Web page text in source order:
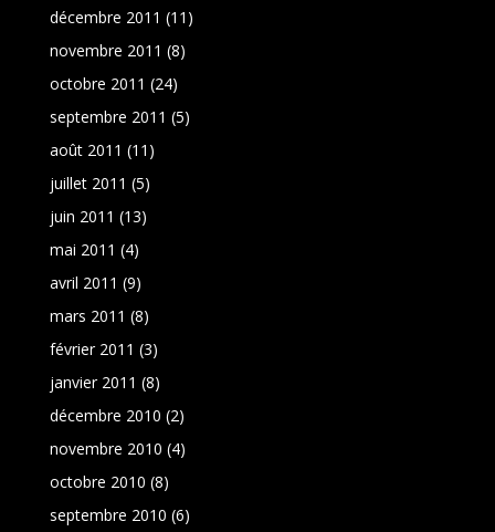
décembre 2011 (11)
novembre 2011 (8)
octobre 2011 (24)
septembre 2011 (5)
août 2011 (11)
juillet 2011 (5)
juin 2011 (13)
mai 2011 (4)
avril 2011 (9)
mars 2011 (8)
février 2011 (3)
janvier 2011 (8)
décembre 2010 (2)
novembre 2010 (4)
octobre 2010 (8)
septembre 2010 (6)